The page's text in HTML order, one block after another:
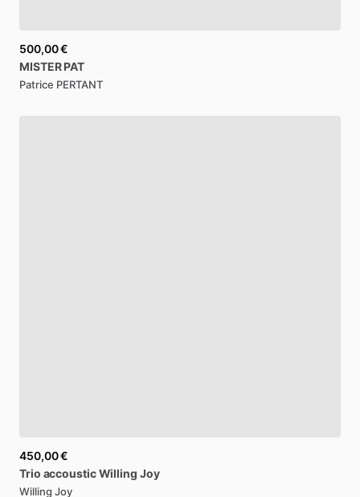
500,00 €
MISTER PAT
Patrice PERTANT
450,00 €
Trio accousticWilling Joy
Willing Joy